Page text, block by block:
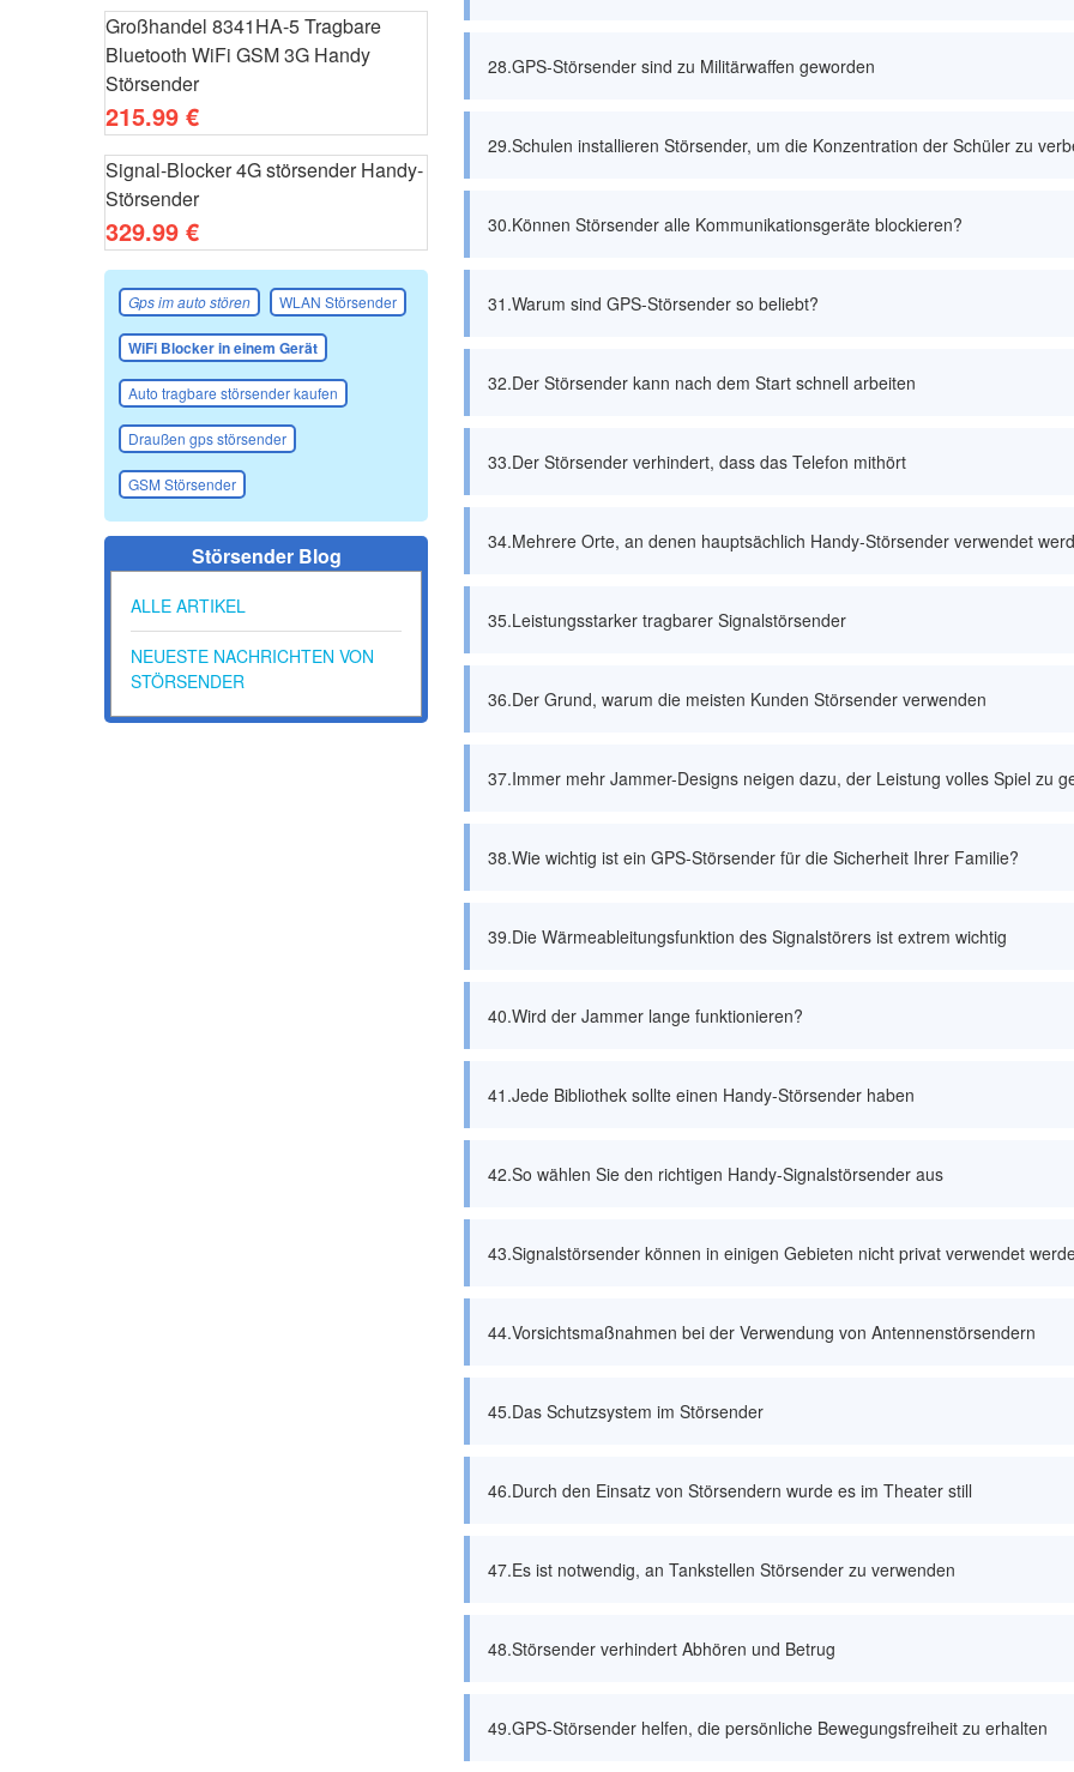
28.GPS-Störsender sind zu Militärwaffen geworden
29.Schulen installieren Störsender, um die Konzentration der Schüler zu
30.Können Störsender alle Kommunikationsgeräte blockieren?
31.Warum sind GPS-Störsender so beliebt?
32.Der Störsender kann nach dem Start schnell arbeiten
33.Der Störsender verhindert, dass das Telefon mithört
34.Mehrere Orte, an denen hauptsächlich Handy-Störsender verwendet
35.Leistungsstarker tragbarer Signalstörsender
36.Der Grund, warum die meisten Kunden Störsender verwenden
37.Immer mehr Jammer-Designs neigen dazu, der Leistung volles Spiel zu
38.Wie wichtig ist ein GPS-Störsender für die Sicherheit Ihrer Familie?
39.Die Wärmeableitungsfunktion des Signalstörers ist extrem wichtig
40.Wird der Jammer lange funktionieren?
41.Jede Bibliothek sollte einen Handy-Störsender haben
42.So wählen Sie den richtigen Handy-Signalstörsender aus
43.Signalstörsender können in einigen Gebieten nicht privat verwendet
44.Vorsichtsmaßnahmen bei der Verwendung von Antennenstörsendern
45.Das Schutzsystem im Störsender
46.Durch den Einsatz von Störsendern wurde es im Theater still
47.Es ist notwendig, an Tankstellen Störsender zu verwenden
48.Störsender verhindert Abhören und Betrug
49.GPS-Störsender helfen, die persönliche Bewegungsfreiheit zu erhalten
Großhandel 8341HA-5 Tragbare
Bluetooth WiFi GSM 3G Handy
Störsender
215.99 €
Signal-Blocker 4G störsender Handy-
Störsender
329.99 €
Gps im auto stören WLAN Störsender
WiFi Blocker in einem Gerät
Auto tragbare störsender kaufen
Draußen gps störsender
GSM Störsender
StörsenderBlog
ALLE ARTIKEL
NEUESTE NACHRICHTEN VON
STÖRSENDER